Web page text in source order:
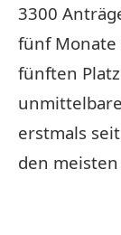
3300
fünf Monate
fünften
erstmals
den